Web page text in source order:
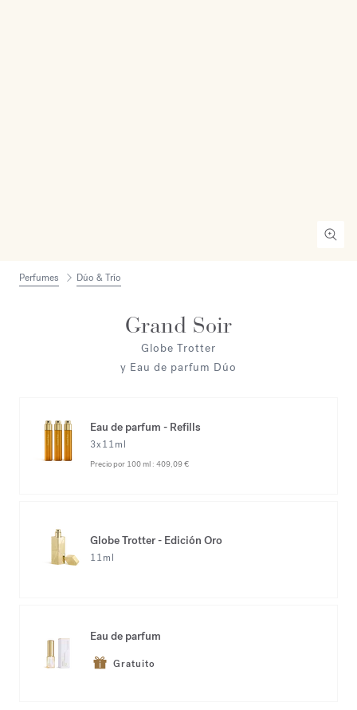
Perfumes Dúo & Trío
Grand Soir
Globe Trotter
y Eau de parfum Dúo
Eau de parfum - Refills
3x11ml
Precio por 100 ml : 409,09 €
Globe Trotter - Edición Oro
11ml
Eau de parfum
Gratuito